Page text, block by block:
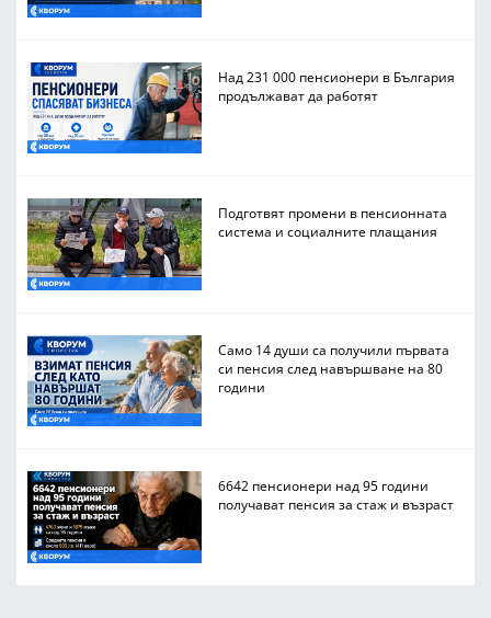
Над 231 000 пенсионери в България
продължават да работят
Подготвят промени в пенсионната
система и социалните плащания
Само 14 души са получили първата
си пенсия след навършване на 80
години
6642 пенсионери над 95 години
получават пенсия за стаж и възраст